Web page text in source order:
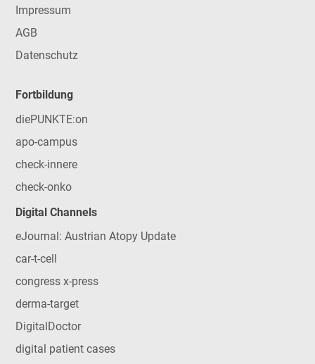
Impressum
AGB
Datenschutz
Fortbildung
diePUNKTE:on
apo-campus
check-innere
check-onko
Digital Channels
eJournal: Austrian Atopy Update
car-t-cell
congress x-press
derma-target
DigitalDoctor
digital patient cases